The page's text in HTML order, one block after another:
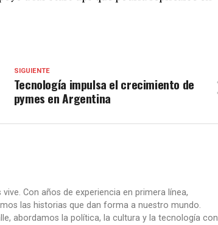
SIGUIENTE
Tecnología impulsa el crecimiento de
pymes en Argentina
Con años de experiencia en primera línea,
las historias que dan forma a nuestro mundo.
abordamos la política, la cultura y la tecnología con